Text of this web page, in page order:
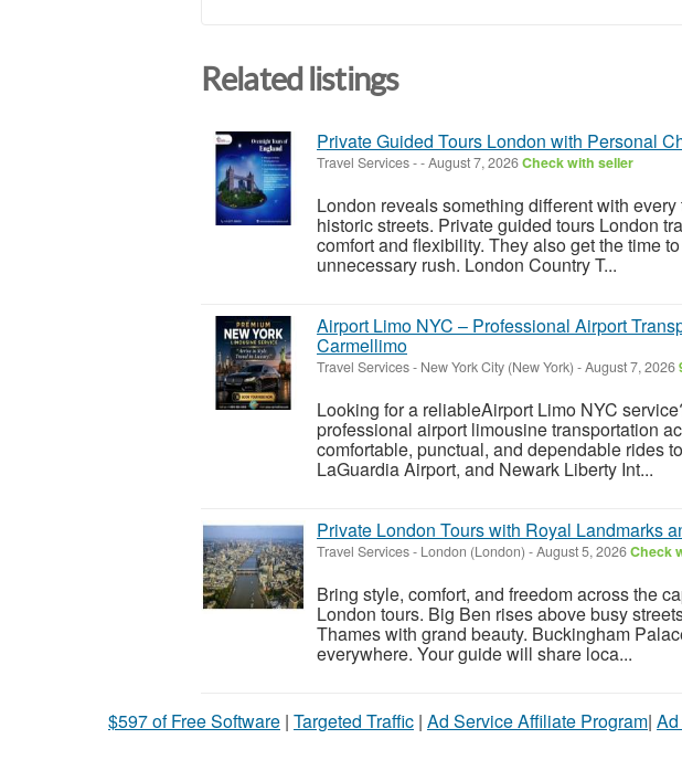
Related listings
Private Guided Tours London with Personal
Travel Services--August 7, 2026Check with seller
London reveals something different with
historic streets. Private guided tours London
comfort and flexibility. They also get the time
unnecessary rush. London Country T...
Airport Limo NYC – Professional Airport
Carmellimo
Travel Services- New York City (New York) -August 7, 2026
Looking for a reliableAirport Limo NYC
professional airport limousine transportation
comfortable, punctual, and dependable rides
LaGuardia Airport, and Newark Liberty Int...
Private London Tours with Royal Landmarks
Travel Services- London (London) -August 5, 2026Check
Bring style, comfort, and freedom across the
London tours. Big Ben rises above busy
Thames with grand beauty. Buckingham
everywhere. Your guide will share loca...
$597 of Free Software | Targeted Traffic | Ad Service Affiliate Program|